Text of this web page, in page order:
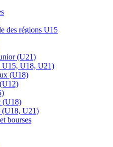
des régions U15
(U21)
U15, U18, U21)
(U18)
(U18)
(U18, U21)
bourses